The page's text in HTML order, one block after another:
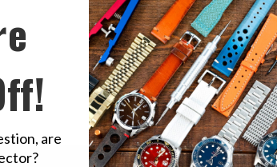
are